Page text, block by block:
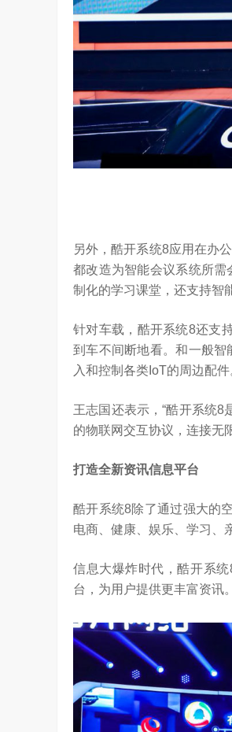
另外，酷开系统8应用在办
都改造为智能会议系统所
制化的学习课堂，还支持智
针对车载，酷开系统8还支
到车不间断地看。和一般
入和控制各类IoT的周边配件
王志国还表示，“酷开系统
的物联网交互协议，连接无
打造全新资讯信息平台
酷开系统8除了通过强大的
电商、健康、娱乐、学习、
信息大爆炸时代，酷开系
台，为用户提供更丰富资讯。